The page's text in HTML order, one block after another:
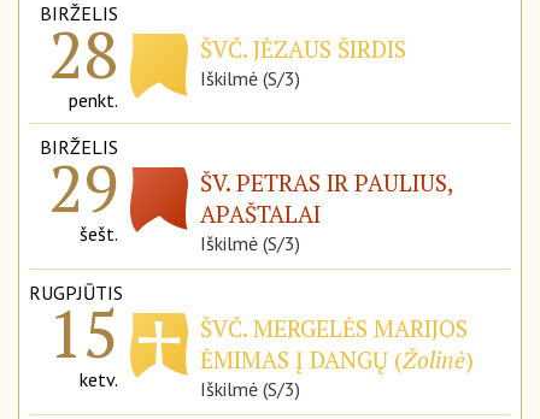
BIRŽELIS
28
penkt.
ŠVČ. JĖZAUS ŠIRDIS
Iškilmė (S/3)
BIRŽELIS
29
šešt.
ŠV. PETRAS IR PAULIUS,
APAŠTALAI
Iškilmė (S/3)
RUGPJŪTIS
15
ketv.
ŠVČ. MERGELĖS MARIJOS
ĖMIMAS Į DANGŲ (Žolinė)
Iškilmė (S/3)